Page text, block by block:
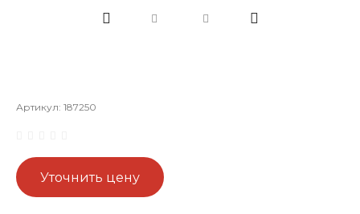
Артикул: 187250
Уточнить цену